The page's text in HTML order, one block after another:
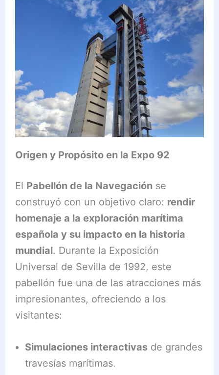
Origen y Propósito en la Expo 92
El Pabellón de la Navegaciónse
construyó con un objetivo claro: rendir
homenaje a la exploración marítima
española y su impacto en la historia
mundial. Durante la Exposición
Universal de Sevilla de 1992, este
pabellón fue una de las atracciones más
impresionantes, ofreciendo a los
visitantes:
Simulaciones interactivasde grandes
travesías marítimas.